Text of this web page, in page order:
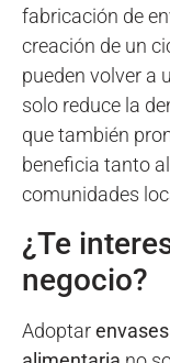
fabricación de
creación de un
pueden volver a
solo reduce la
que también
beneficia tanto
comunidades
¿Te
negocio?
Adoptar